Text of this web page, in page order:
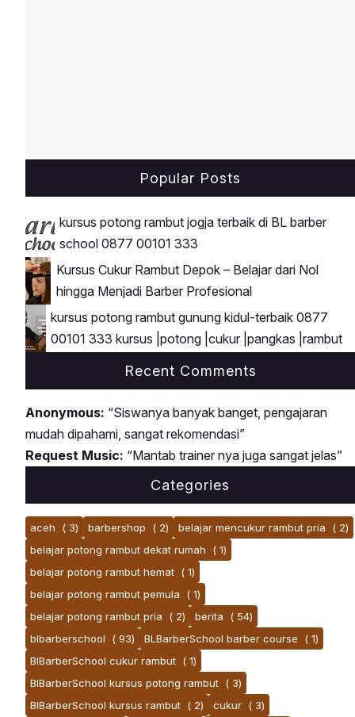
Popular Posts
kursus potong rambut jogja terbaik di BL barber
school 0877 00101 333
Kursus Cukur Rambut Depok – Belajar dari Nol
hingga Menjadi Barber Profesional
kursus potong rambut gunung kidul-terbaik 0877
00101 333 kursus |potong |cukur |pangkas |rambut
Recent Comments
Anonymous: “Siswanya banyak banget, pengajaran
mudah dipahami, sangat rekomendasi”
Request Music: “Mantab trainer nya juga sangat jelas”
Categories
aceh ( 3) barbershop ( 2) belajar mencukur rambut pria
( 2)
belajar potong rambut dekat rumah
( 1)
belajar potong rambut hemat ( 1)
belajar potong rambut pemula
( 1)
belajar potong rambut pria
( 2) berita
( 54)
blbarberschool
( 93) BLBarberSchool barber course
( 1)
BlBarberSchool cukur rambut ( 1)
BlBarberSchool kursus potong rambut ( 3)
BlBarberSchool kursus rambut ( 2) cukur ( 3)